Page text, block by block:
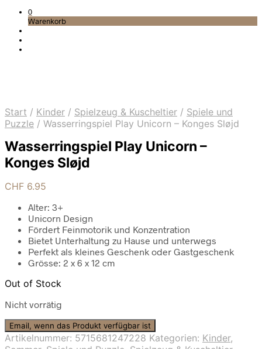
0
Warenkorb
Start / Kinder / Spielzeug & Kuscheltier / Spiele und
Puzzle / Wasserringspiel Play Unicorn – Konges Sløjd
Wasserringspiel Play Unicorn –
Konges Sløjd
CHF 6.95
Alter: 3+
Unicorn Design
Fördert Feinmotorik und Konzentration
Bietet Unterhaltung zu Hause und unterwegs
Perfekt als kleines Geschenk oder Gastgeschenk
Grösse: 2 x 6 x 12 cm
Out of Stock
Nicht vorrätig
Email, wenn das Produkt verfügbar ist
Artikelnummer: 5715681247228 Kategorien: Kinder,